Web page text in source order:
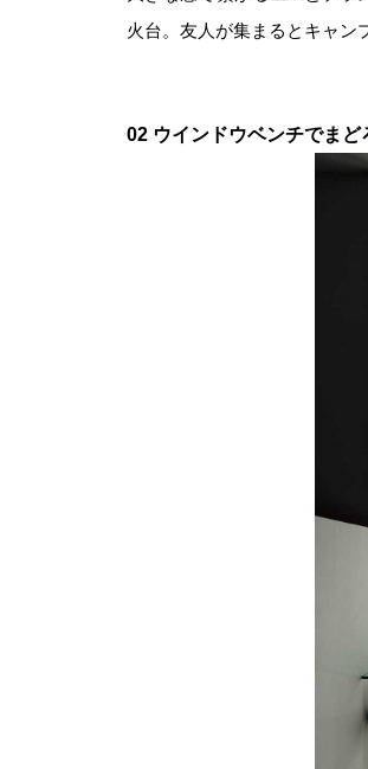
火台。友人が集まるとキャン
02 ウインドウベンチでまど